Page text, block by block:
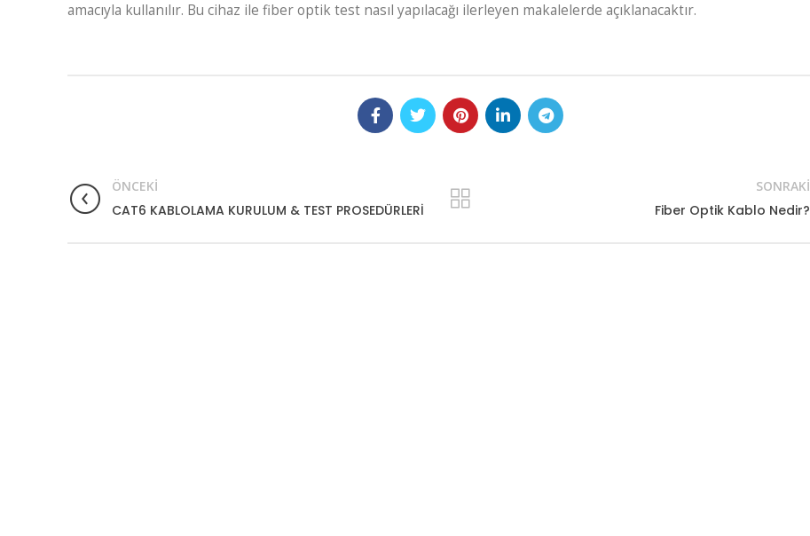
amacıyla kullanılır. Bu cihaz ile fiber optik test nasıl yapılacağı ilerleyen makalelerde açıklanacaktır.
ÖNCEKI
CAT6 KABLOLAMA KURULUM & TEST PROSEDÜRLERİ
SONRAKI
Fiber Optik Kablo Nedir?